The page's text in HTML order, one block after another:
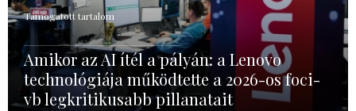
Támogatott tartalom
Amikor az AI ítél a pályán: a Lenovo
technológiája működtette a 2026-os foci-
vb legkritikusabb pillanatait